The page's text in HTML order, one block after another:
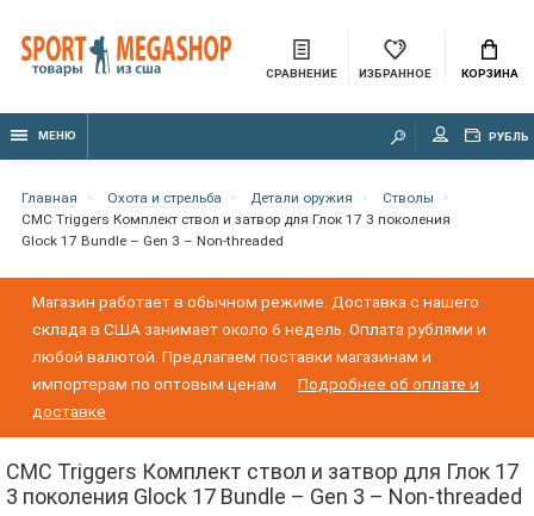
СРАВНЕНИЕ ИЗБРАННОЕ КОРЗИНА
МЕНЮ РУБЛЬ
Главная Охота и стрельба Детали оружия
Стволы
CMC Triggers Комплект ствол и затвор для Глок 17 3 поколения
Glock 17 Bundle – Gen 3 – Non-threaded
Магазин работает в обычном режиме. Доставка с нашего
склада в США занимает около 6 недель. Оплата рублями и
любой валютой. Предлагаем поставки магазинам и
импортерам по оптовым ценам
Подробнее об оплате и
доставке
CMC Triggers Комплект ствол и затвор для Глок 17
3 поколения Glock 17 Bundle – Gen 3 – Non-threaded